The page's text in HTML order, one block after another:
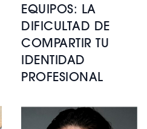
EQUIPOS: LA
DIFICULTAD DE
COMPARTIR TU
IDENTIDAD
PROFESIONAL